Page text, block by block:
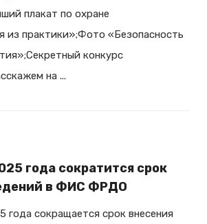
плакат по охране
из практики»;Фото «Безопасность
конкурс
на ...
года сократится срок
в ФИС ФРДО
года сокращается срок внесения